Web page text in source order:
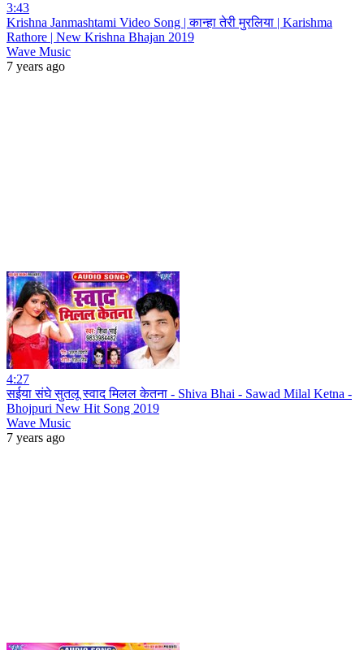
3:43
Krishna Janmashtami Video Song | कान्हा तेरी मुरलिया | Karishma
Rathore | New Krishna Bhajan 2019
Wave Music
7 years ago
4:27
सईया संघे सुतलू स्वाद मिलल केतना - Shiva Bhai - Sawad Milal Ketna -
Bhojpuri New Hit Song 2019
Wave Music
7 years ago